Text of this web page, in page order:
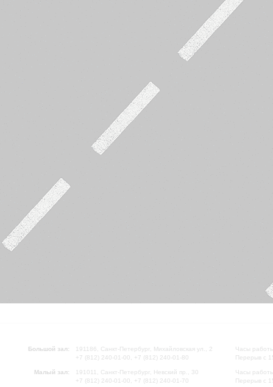
Большой зал:
191186, Санкт-Петербург, Михайловская ул., 2
+7 (812) 240-01-00, +7 (812) 240-01-80
Малый зал:
191011, Санкт-Петербург, Невский пр., 30
+7 (812) 240-01-00, +7 (812) 240-01-70
Часы
Перерыв с
Часы
Перерыв с